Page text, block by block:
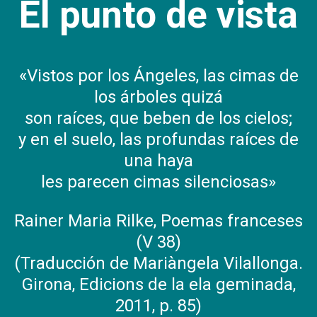
El punto de vista
«Vistos por los Ángeles, las cimas de
los árboles quizá
son raíces, que beben de los cielos;
y en el suelo, las profundas raíces de
una haya
les parecen cimas silenciosas»
Rainer Maria Rilke, Poemas franceses
(V 38)
(Traducción de Mariàngela Vilallonga.
Girona, Edicions de la ela geminada,
2011, p. 85)